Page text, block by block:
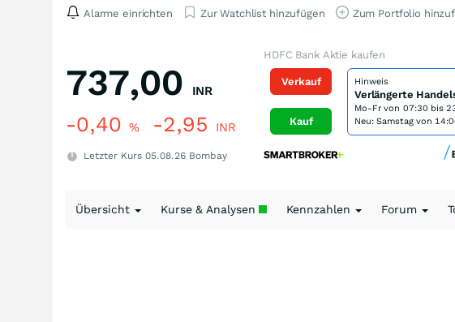
Alarme einrichten Zur Watchlist hinzufügen Zum Portfolio
737,00 INR
-0,40 % -2,95 INR
Letzter Kurs 05.08.26 Bombay
HDFC Bank Aktie kaufen
Verkauf
Kauf
Hinweis
Verlängerte
Mo-Fr von 07:30 bis
Neu: Samstag von
Übersicht Kurse & Analysen Kennzahlen Forum